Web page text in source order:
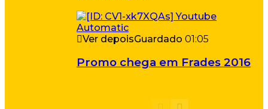
Ver depoisGuardado 01:05
Promo chega em Frades 2016